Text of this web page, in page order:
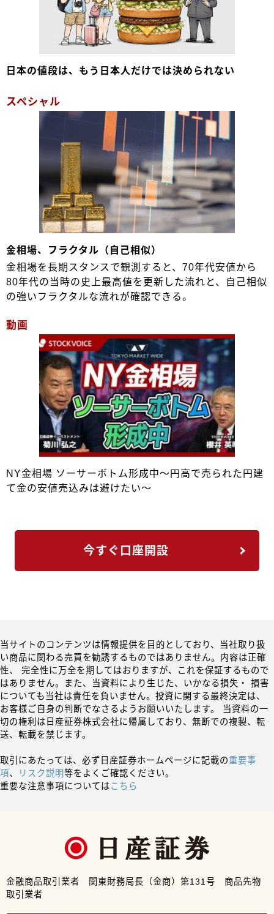
日本の値段は、もう日本人だけでは決められない
スペシャル
金相場、フラクタル（自己相似）
金相場を長期スタンスで観測すると、70年代安値から
80年代の当時の史上最高値を更新した流れと、自己相似
の強いフラクタルな流れが確認できる。
動画
NY金相場 ソーサーボトム形成中～円高で売られた円建
て金の安値売込みは避けたい～
今すぐ口座開設
当サイトのコンテンツは情報提供を目的としており、当社取り扱
い商品に関わる売買を勧誘するものではありません。内容は正確
性、 完全性に万全を期してはおりますが、これを保証するもので
はありません。また、当資料により生じた、いかなる損失・ 損害
についても当社は責任を負いません。投資に関する最終決定は、
お客様ご自身の判断でなさるようお願いいたします。 当資料の一
切の権利は日産証券株式会社に帰属しており、無断での複製、転
送、転載を禁じます。
取引にあたっては、必ず日産証券ホームページに記載の重要事
項、 リスク説明等をよくご確認ください。
重要な注意事項についてはこちら
金融商品取引業者 関東財務局長（金商）第131号 商品先物
取引業者